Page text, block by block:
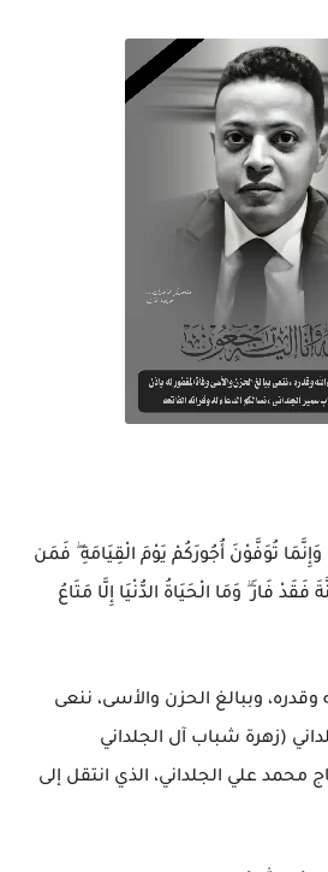
تُوَفَّوْنَ أُجُورَكُمْ يَوْمَ الْقِيَامَةِ ۖ فَمَن
فَقَدْ فَازَ ۗ وَمَا الْحَيَاةُ الدُّنْيَا إِلَّا مَتَاعُ
وببالغ الحزن والأسى، ننعى
(زهرة شباب آل الجلداني
علي الجلداني، الذي انتقل إلى